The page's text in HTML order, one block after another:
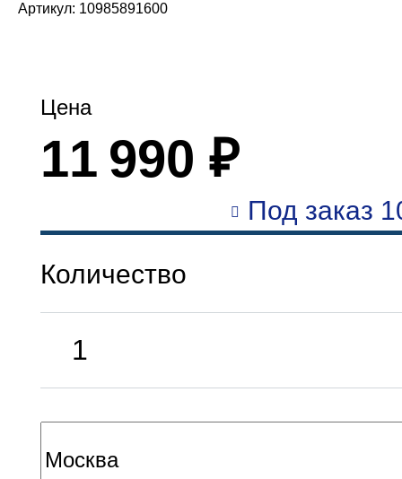
Артикул: 10985891600
Цена
11 990 ₽
Под заказ
Количество